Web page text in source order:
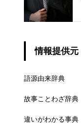
情報提供元
語源由来辞典
故事ことわざ辞典
違いがわかる事典